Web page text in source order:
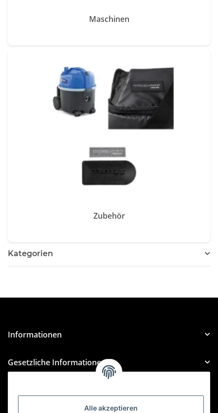
Alle akzeptieren
Maschinen
Zubehör
Kategorien
Informationen
Gesetzliche Informationen